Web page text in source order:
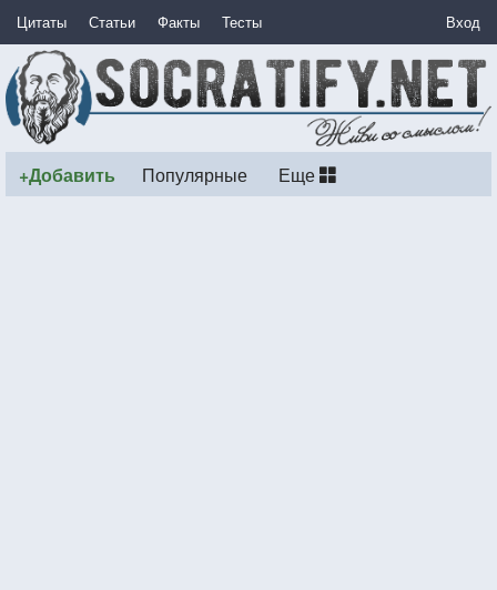
Цитаты Статьи Факты Тесты Вход
+Добавить Популярные Еще